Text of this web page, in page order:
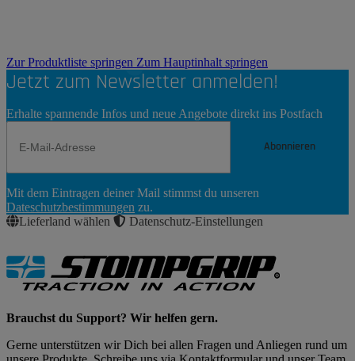
Zur Produktliste springen Zum Hauptinhalt springen
Jetzt zum Newsletter anmelden!
Erhalte spannende Infos und neue Angebote direkt ins Postfach
Abonnieren
Abonnieren
Mit dem Eintragen deiner Mail stimmst du unseren
Dateschutzbestimmungen zu.
Lieferland wählen
Datenschutz-Einstellungen
Brauchst du Support? Wir helfen gern.
Gerne unterstützen wir Dich bei allen Fragen und Anliegen rund um